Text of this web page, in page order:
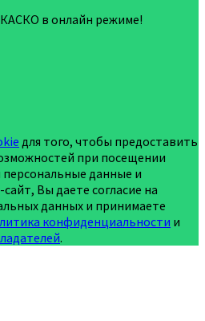
в онлайн режиме!
для того, чтобы предоставить
при посещении
персональные данные и
Вы даете согласие на
данных и принимаете
конфиденциальности и
.